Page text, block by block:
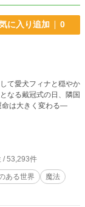
に入り追加 0
て愛犬フィナと穏やか
なる戴冠式の日、隣国
命は大きく変わる―
/ 53,293件
ある世界
魔法